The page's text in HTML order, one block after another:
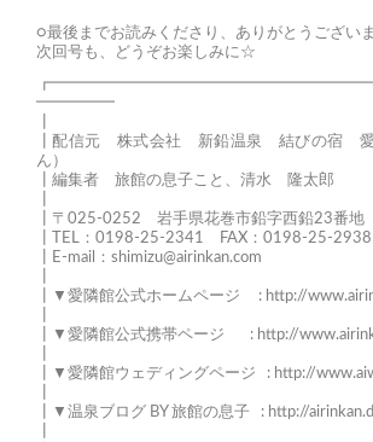
○最後までお読みくださり、ありがとうござい
次回号も、どうぞお楽しみに☆
━━━━━
┃配信元 株式会社 新鉛温泉 結びの宿 愛
ん）
┃編集者 旅館の息子こと、清水 隆太郎
┃〒025-0252 岩手県花巻市鉛字西鉛23番地
┃TEL：0198-25-2341 FAX：0198-25-2938
┃E-mail： shimizu@airinkan.com
┃▼愛隣館公式ホームページ : http://
┃▼愛隣館公式携帯ページ : http://
┃▼愛隣館ウェディングページ : http://
┃▼温泉ブログ BY 旅館の息子 : http://